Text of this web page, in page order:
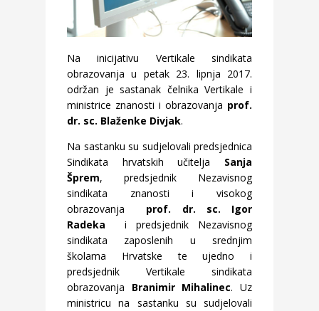
Na inicijativu Vertikale sindikata
obrazovanja u petak 23. lipnja 2017.
održan je sastanak čelnika Vertikale i
ministrice znanosti i obrazovanja prof.
dr. sc. Blaženke Divjak.
Na sastanku su sudjelovali predsjednica
Sindikata hrvatskih učitelja Sanja
Šprem, predsjednik Nezavisnog
sindikata znanosti i visokog
obrazovanja prof. dr. sc.
Igor
Radeka i predsjednik Nezavisnog
sindikata zaposlenih u srednjim
školama Hrvatske te ujedno i
predsjednik Vertikale sindikata
obrazovanja Branimir Mihalinec. Uz
ministricu na sastanku su sudjelovali